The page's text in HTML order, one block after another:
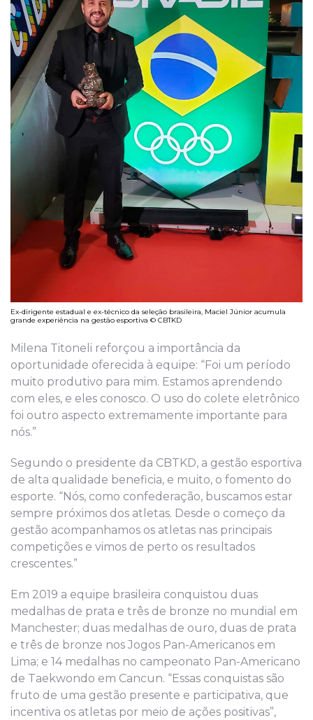
Ex-dirigente estadual e ex-técnico da seleção brasileira, Maciel Júnior acumula
grande experiência na gestão esportiva © CBTKD
Milena Titoneli reforçou a importância da
oportunidade oferecida à equipe: “Foi um período
muito produtivo para mim. Estamos aprendendo
com eles, e eles conosco. O uso do colete eletrônico
foi outro aspecto extremamente importante para
nós.”
Segundo o presidente da CBTKD, a gestão esportiva
de alta qualidade beneficia, e muito, o fomento do
esporte. “Nós, como confederação, buscamos estar
sempre próximos dos atletas. Desde o começo da
gestão acompanhamos os atletas nas principais
competições e vimos de perto os resultados
crescentes.”
Em 2019 a equipe brasileira conquistou duas
medalhas de prata e três de bronze no mundial em
Manchester; duas medalhas de ouro, duas de prata
e três de bronze nos Jogos Pan-Americanos em
Lima; e 14 medalhas no campeonato Pan-Americano
de Taekwondo em Cancun. “Essas conquistas são
fruto de uma gestão presente e participativa, que
incentiva os atletas por meio de ações positivas”,